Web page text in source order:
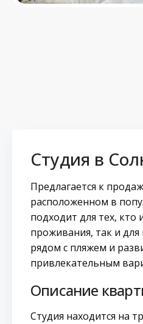
Студия в
Предлагается к
расположенном в
подходит для тех, кто
проживания, так и
рядом с пляжем и
привлекательным
Описание
Студия находится на